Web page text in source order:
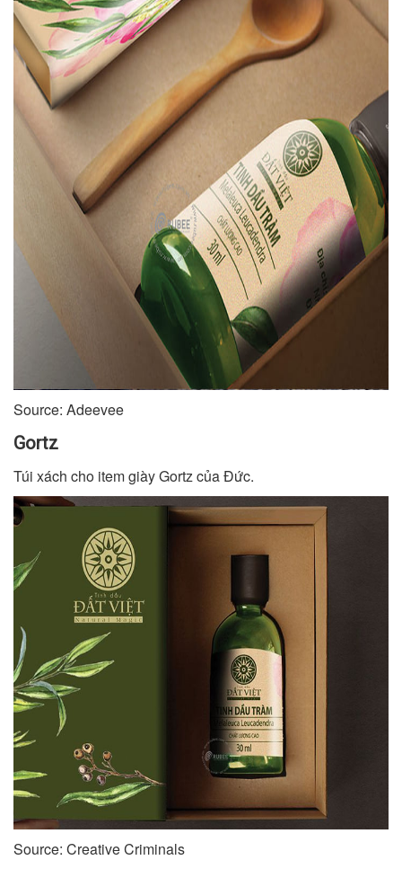
Source: Adeevee
Gortz
Túi xách cho item giày Gortz của Đức.
Source: Creative Criminals